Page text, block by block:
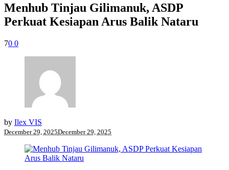
Menhub Tinjau Gilimanuk, ASDP
Perkuat Kesiapan Arus Balik Nataru
70 0
by Ilex VIS
December 29, 2025December 29, 2025